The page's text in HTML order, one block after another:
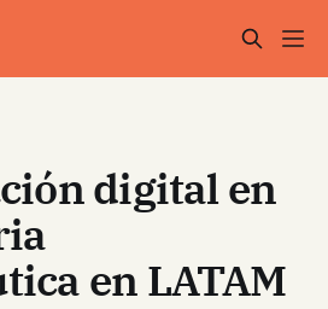
digital en
en LATAM